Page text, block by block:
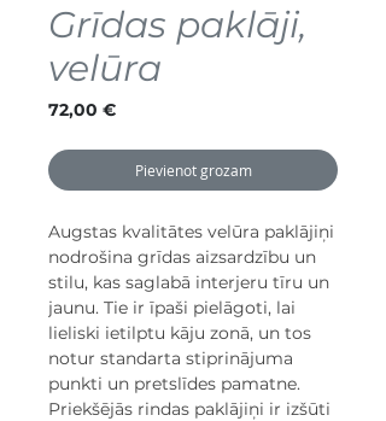
Grīdas paklāji,
velūra
72,00 €Cena
Pievienot grozam
Augstas kvalitātes velūra paklājiņi
nodrošina grīdas aizsardzību un
stilu, kas saglabā interjeru tīru un
jaunu. Tie ir īpaši pielāgoti, lai
lieliski ietilptu kāju zonā, un tos
notur standarta stiprinājuma
punkti un pretslīdes pamatne.
Priekšējās rindas paklājiņi ir izšūti